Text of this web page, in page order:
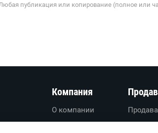
публикация или копирование (полное или
Компания
О компании